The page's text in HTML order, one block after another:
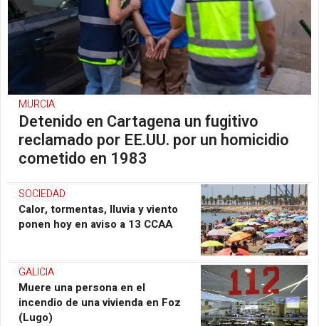
MURCIA
Detenido en Cartagena un fugitivo
reclamado por EE.UU. por un homicidio
cometido en 1983
SOCIEDAD
Calor, tormentas, lluvia y viento
ponen hoy en aviso a 13 CCAA
GALICIA
Muere una persona en el
incendio de una vivienda en Foz
(Lugo)